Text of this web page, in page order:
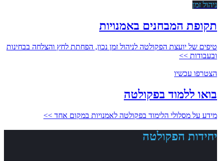
ניהול זמן
תקופת המבחנים באמנויות
טיפים של יועצת הפקולטה לניהול זמן נכון, הפחתת לחץ והצלחה בבחינות
ובעבודות >>
הצטרפו עכשיו
בואו ללמוד בפקולטה
מידע על מסלולי הלימוד בפקולטה לאמנויות במקום אחד >>
יחידות הפקולטה